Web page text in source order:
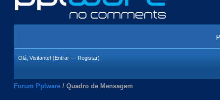
Olá, Visitante! (Entrar — Registar)
Forum Pplware / Quadro de Mensagem